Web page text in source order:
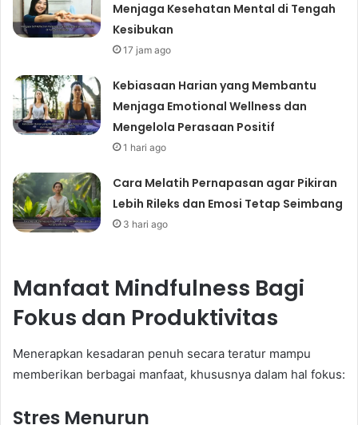
Menjaga Kesehatan Mental di Tengah
Kesibukan
17 jam ago
Kebiasaan Harian yang Membantu
Menjaga Emotional Wellness dan
Mengelola Perasaan Positif
1 hari ago
Cara Melatih Pernapasan agar Pikiran
Lebih Rileks dan Emosi Tetap Seimbang
3 hari ago
Manfaat Mindfulness Bagi
Fokus dan Produktivitas
Menerapkan kesadaran penuh secara teratur mampu
memberikan berbagai manfaat, khususnya dalam hal fokus:
Stres Menurun